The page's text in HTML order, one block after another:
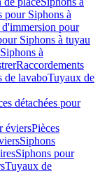
pour Siphons à
pour
Siphons à tuyau
Siphons à
Raccordements
de lavaboTuyaux de
détachées pour
éviersPièces
Siphons
Siphons pour
Tuyaux de